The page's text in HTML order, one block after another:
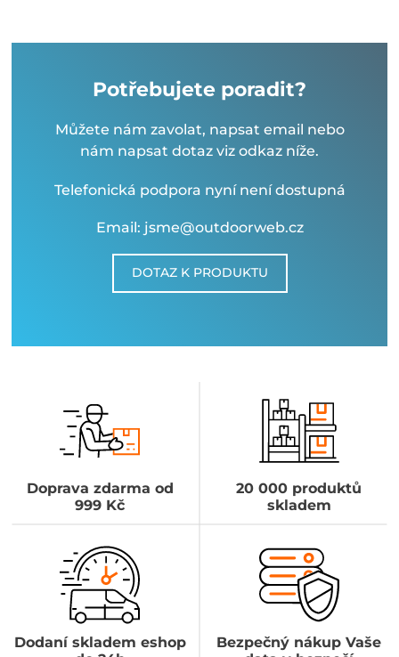
Potřebujete poradit?
Můžete nám zavolat, napsat email nebo
nám napsat dotaz viz odkaz níže.
Telefonická podpora nyní není dostupná
Email: jsme@outdoorweb.cz
DOTAZ K PRODUKTU
Doprava zdarma od
999 Kč
20 000 produktů
skladem
Dodaní skladem eshop
Bezpečný nákup Vaše